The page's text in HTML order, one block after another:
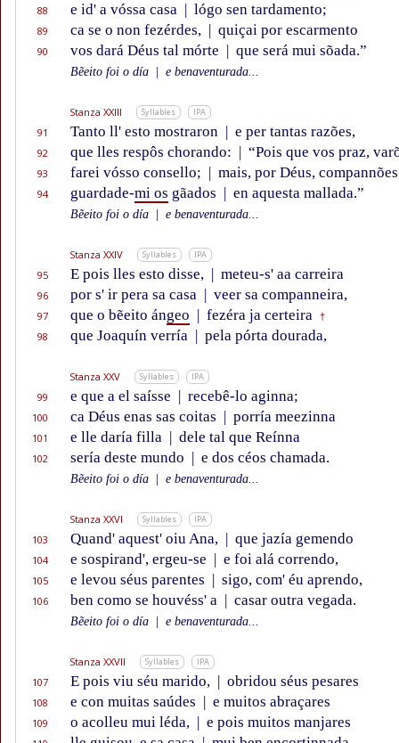
88 e id' a vóssa casa | lógo sen tardamento;
89 ca se o non fezérdes, | quiçai por escarmento
90 vos dará Déus tal mórte | que será mui sõada.”
Bẽeito foi o día e benaventurada...
Stanza XXIII Syllables IPA
91 Tanto ll' esto mostraron | e per tantas razões,
92 que lles respôs chorando: | “Pois que vos praz,
93 farei vósso consello; | mais, por Déus,
94 guardade-mi os gãados | en aquesta mallada.”
Bẽeito foi o día e benaventurada...
Stanza XXIV Syllables IPA
95 E pois lles esto disse, | meteu-s' aa carreira
96 por s' ir pera sa casa | veer sa companneira,
97 que o bẽeito ángeo | fezéra ja certeira †
98 que Joaquín verría | pela pórta dourada,
Stanza XXV Syllables IPA
99 e que a el saísse | recebê-lo aginna;
100 ca Déus enas sas coitas | porría meezinna
101 e lle daría filla | dele tal que Reínna
102 sería deste mundo | e dos céos chamada.
Bẽeito foi o día e benaventurada...
Stanza XXVI Syllables IPA
103 Quand' aquest' oiu Ana, | que jazía gemendo
104 e sospirand', ergeu-se | e foi alá correndo,
105 e levou séus parentes | sigo, com' éu aprendo,
106 ben como se houvéss' a | casar outra vegada.
Bẽeito foi o día e benaventurada...
Stanza XXVII Syllables IPA
107 E pois viu séu marido, | obridou séus pesares
108 e con muitas saúdes | e muitos abraçares
109 o acolleu mui léda, | e pois muitos manjares